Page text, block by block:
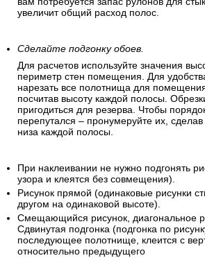
увеличит общий расход полос.
Сделайте подгонку обоев.
Для расчетов используйте значения
периметр стен помещения. Для
нарезать все полотнища для
посчитав высоту каждой полосы.
пригодиться для резерва. Чтобы
перепутался – пронумеруйте их,
низа каждой полосы.
При наклеивании не нужно подгонять
узора и клеятся без совмещения).
Рисунок прямой (одинаковые рисунки
другом на одинаковой высоте).
Смещающийся рисунок, диагональное
Сдвинутая подгонка (подгонка по
последующее полотнище, клеится с
относительно предыдущего